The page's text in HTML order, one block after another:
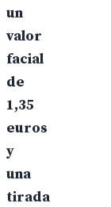
un
valor
facial
de
1,35
euros
y
una
tirada